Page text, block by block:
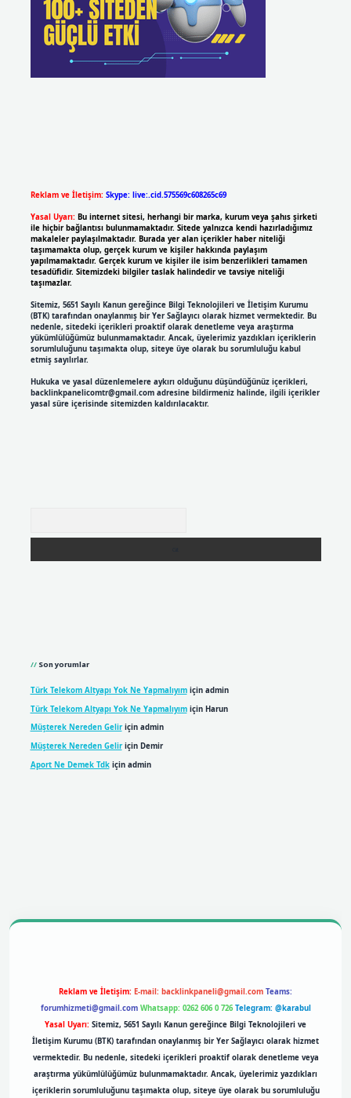
Reklam ve İletişim: Skype: live:.cid.575569c608265c69
Yasal Uyarı: Bu internet sitesi, herhangi bir marka, kurum veya şahıs şirketi
ile hiçbir bağlantısı bulunmamaktadır. Sitede yalnızca kendi hazırladığımız
makaleler paylaşılmaktadır. Burada yer alan içerikler haber niteliği
taşımamakta olup, gerçek kurum ve kişiler hakkında paylaşım
yapılmamaktadır. Gerçek kurum ve kişiler ile isim benzerlikleri tamamen
tesadüfidir. Sitemizdeki bilgiler taslak halindedir ve tavsiye niteliği
taşımazlar.
Sitemiz, 5651 Sayılı Kanun gereğince Bilgi Teknolojileri ve İletişim Kurumu
(BTK) tarafından onaylanmış bir Yer Sağlayıcı olarak hizmet vermektedir. Bu
nedenle, sitedeki içerikleri proaktif olarak denetleme veya araştırma
yükümlülüğümüz bulunmamaktadır. Ancak, üyelerimiz yazdıkları içeriklerin
sorumluluğunu taşımakta olup, siteye üye olarak bu sorumluluğu kabul
etmiş sayılırlar.
Hukuka ve yasal düzenlemelere aykırı olduğunu düşündüğünüz içerikleri,
backlinkpanelicomtr@gmail.comadresine bildirmeniz halinde, ilgili içerikler
yasal süre içerisinde sitemizden kaldırılacaktır.
Son yorumlar
Türk Telekom Altyapı Yok Ne Yapmalıyımiçin admin
Türk Telekom Altyapı Yok Ne Yapmalıyımiçin Harun
Müşterek Nereden Geliriçin admin
Müşterek Nereden Geliriçin Demir
Aport Ne Demek Tdkiçin admin
Reklam ve İletişim: E-mail: backlinkpaneli@gmail.com Teams:
forumhizmeti@gmail.com Whatsapp: 0262 606 0 726 Telegram: @karabul
Yasal Uyarı: Sitemiz, 5651 Sayılı Kanun gereğince Bilgi Teknolojileri ve
İletişim Kurumu (BTK) tarafından onaylanmış bir Yer Sağlayıcı olarak hizmet
vermektedir. Bu nedenle, sitedeki içerikleri proaktif olarak denetleme veya
araştırma yükümlülüğümüz bulunmamaktadır. Ancak, üyelerimiz yazdıkları
içeriklerin sorumluluğunu taşımakta olup, siteye üye olarak bu sorumluluğu